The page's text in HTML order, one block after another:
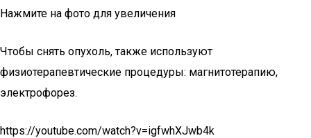
Нажмите на фото для увеличения
Чтобы снять опухоль, также используют
физиотерапевтические процедуры: магнитотерапию,
электрофорез.
https://youtube.com/watch?v=igfwhXJwb4k